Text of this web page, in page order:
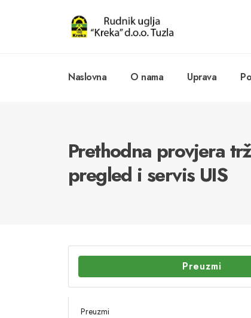
Naslovna O nama Uprava
Prethodna provjera
pregled i servis UIS
Preuzmi
Preuzmi